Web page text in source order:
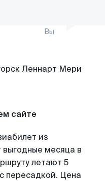
Вы
сайте
из
выгодные месяца в
летают 5
пересадкой. Цена